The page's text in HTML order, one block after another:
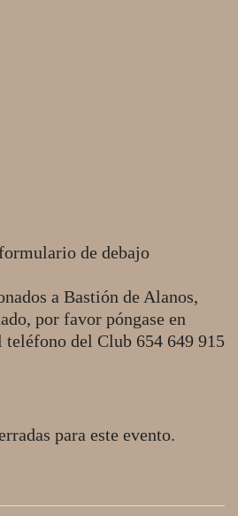
de debajo
a Bastión de Alanos,
por favor póngase en
teléfono del Club 654 649 915
para este evento.